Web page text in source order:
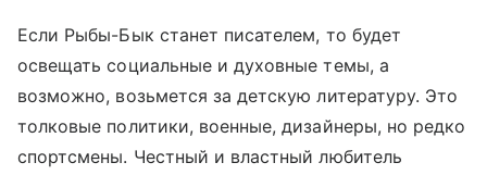
Если Рыбы-Бык станет писателем, то будет
освещать социальные и духовные темы, а
возможно, возьмется за детскую литературу. Это
толковые политики, военные, дизайнеры, но редко
спортсмены. Честный и властный любитель